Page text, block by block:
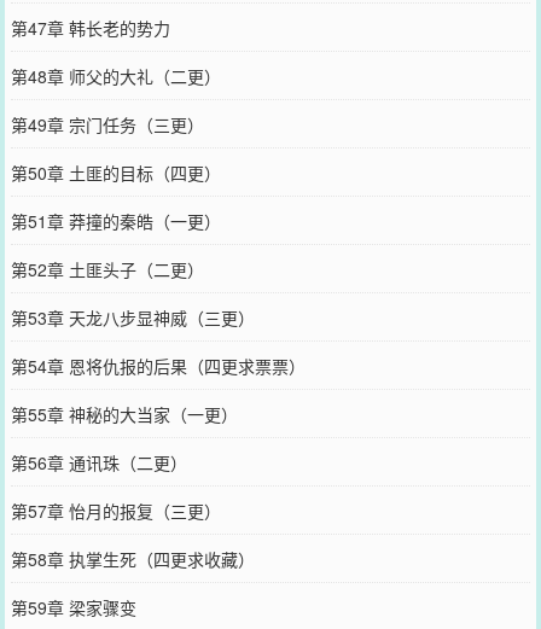
第47章 韩长老的势力
第48章 师父的大礼（二更）
第49章 宗门任务（三更）
第50章 土匪的目标（四更）
第51章 莽撞的秦皓（一更）
第52章 土匪头子（二更）
第53章 天龙八步显神威（三更）
第54章 恩将仇报的后果（四更求票票）
第55章 神秘的大当家（一更）
第56章 通讯珠（二更）
第57章 怡月的报复（三更）
第58章 执掌生死（四更求收藏）
第59章 梁家骤变